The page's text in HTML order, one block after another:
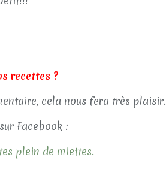
recettes ?
cela nous fera très plaisir.
Facebook :
plein de miettes.